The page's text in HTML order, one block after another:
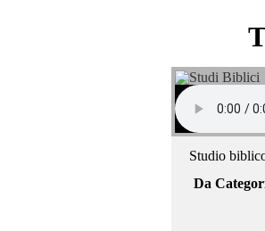
Studio
Da